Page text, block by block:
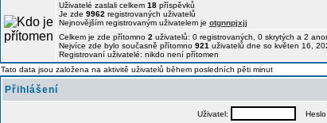
Uživatelé zaslali celkem 18 příspěvků
Je zde 9962 registrovaných uživatelů
Nejnovějším registrovaným uživatelem je otgnnpjxjj
Celkem je zde přítomno 2 uživatelů: 0 registrovaných, 0 skrytých a 2
Nejvíce zde bylo současně přítomno 921 uživatelů dne so květen 16,
Registrovaní uživatelé: nikdo není přítomen
Tato data jsou založena na aktivitě uživatelů během posledních pěti minut
Přihlášení
Uživatel: Heslo: